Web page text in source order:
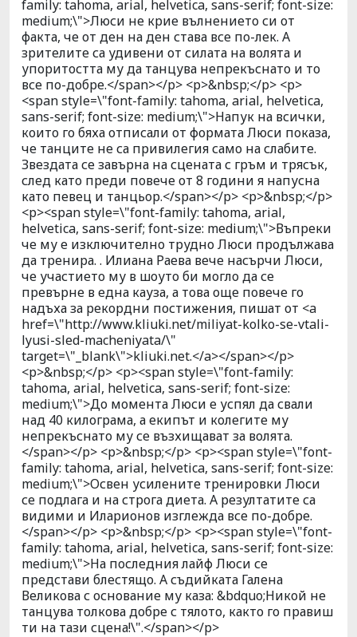
family: tahoma, arial, helvetica, sans-serif; font-size:
medium;\">Люси не крие вълнението си от
факта, че от ден на ден става все по-лек. А
зрителите са удивени от силата на волята и
упоритостта му да танцува непрекъснато и то
все по-добре.</span></p> <p>&nbsp;</p> <p>
<span style=\"font-family: tahoma, arial, helvetica,
sans-serif; font-size: medium;\">Напук на всички,
които го бяха отписали от формата Люси показа,
че танците не са привилегия само на слабите.
Звездата се завърна на сцената с гръм и трясък,
след като преди повече от 8 години я напусна
като певец и танцьор.</span></p> <p>&nbsp;</p>
<p><span style=\"font-family: tahoma, arial,
helvetica, sans-serif; font-size: medium;\">Въпреки
че му е изключително трудно Люси продължава
да тренира. . Илиана Раева вече насърчи Люси,
че участието му в шоуто би могло да се
превърне в една кауза, а това още повече го
надъха за рекордни постижения, пишат от <a
href=\"http://www.kliuki.net/miliyat-kolko-se-vtali-
lyusi-sled-macheniyata/\"
target=\"_blank\">kliuki.net.</a></span></p>
<p>&nbsp;</p> <p><span style=\"font-family:
tahoma, arial, helvetica, sans-serif; font-size:
medium;\">До момента Люси е успял да свали
над 40 килограма, а екипът и колегите му
непрекъснато му се възхищават за волята.
</span></p> <p>&nbsp;</p> <p><span style=\"font-
family: tahoma, arial, helvetica, sans-serif; font-size:
medium;\">Освен усилените тренировки Люси
се подлага и на строга диета. А резултатите са
видими и Иларионов изглежда все по-добре.
</span></p> <p>&nbsp;</p> <p><span style=\"font-
family: tahoma, arial, helvetica, sans-serif; font-size:
medium;\">На последния лайф Люси се
представи блестящо. А съдийката Галена
Великова с основание му каза: &bdquo;Никой не
танцува толкова добре с тялото, както го правиш
ти на тази сцена!\".</span></p>